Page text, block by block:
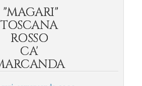
"MAGARI"
TOSCANA
ROSSO
CA'